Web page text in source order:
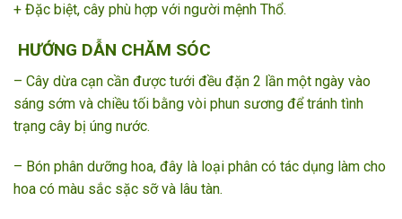
+ Đặc biệt, cây phù hợp với người mệnh Thổ.
HƯỚNG DẪN CHĂM SÓC
– Cây dừa cạn cần được tưới đều đặn 2 lần một ngày vào
sáng sớm và chiều tối bằng vòi phun sương để tránh tình
trạng cây bị úng nước.
– Bón phân dưỡng hoa, đây là loại phân có tác dụng làm cho
hoa có màu sắc sặc sỡ và lâu tàn.